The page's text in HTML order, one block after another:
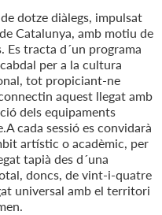
dotze diàlegs, impulsat
Catalunya, amb motiu de
Es tracta d´un programa
per a la cultura
tot propiciant-ne
aquest llegat amb
dels equipaments
cada sessió es convidarà
artístic o acadèmic, per
tapià des d´una
doncs, de vint-i-quatre
universal amb el territori